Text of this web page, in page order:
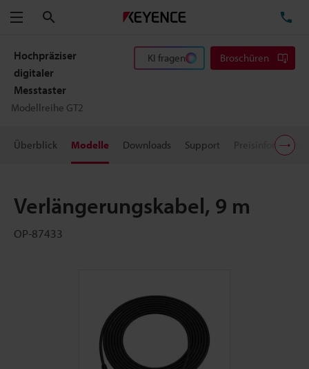
Menü
Hochpräziser
digitaler
Messtaster
Modellreihe GT2
KI fragen Broschüren
Überblick Modelle Downloads Support
Verlängerungskabel, 9 m
OP-87433